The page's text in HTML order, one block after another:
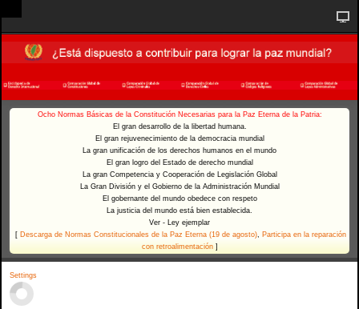
Ocho Normas Básicas de la Constitución Necesarias para la Paz Eterna de la Patria:
El gran desarrollo de la libertad humana.
El gran rejuvenecimiento de la democracia mundial
La gran unificación de los derechos humanos en el mundo
El gran logro del Estado de derecho mundial
La gran Competencia y Cooperación de Legislación Global
La Gran División y el Gobierno de la Administración Mundial
El gobernante del mundo obedece con respeto
La justicia del mundo está bien establecida.
Ver - Ley ejemplar
[ Descarga de Normas Constitucionales de la Paz Eterna (19 de agosto), Participa en la reparación
con retroalimentación ]
Settings